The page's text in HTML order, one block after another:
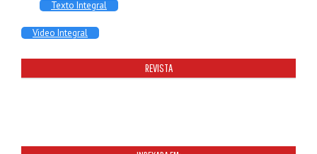
Texto Integral
Video Integral
REVISTA